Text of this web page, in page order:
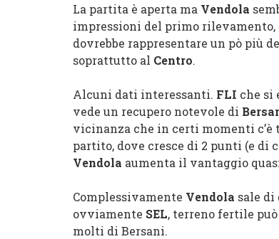
La partita è aperta ma Vendola
impressioni del primo rilevamento,
dovrebbe rappresentare un pò più
soprattutto al Centro.
Alcuni dati interessanti. FLI che si
vede un recupero notevole di
vicinanza che in certi momenti c’è
partito, dove cresce di 2 punti (e di
Vendola aumenta il vantaggio
Complessivamente Vendola sale di
ovviamente SEL, terreno fertile
molti di Bersani.